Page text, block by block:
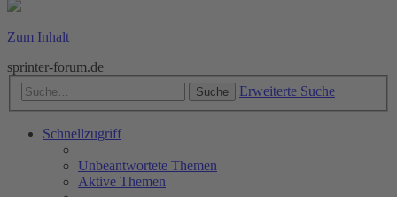
Zum Inhalt
sprinter-forum.de
Suche Erweiterte Suche
Schnellzugriff
Unbeantwortete Themen
Aktive Themen